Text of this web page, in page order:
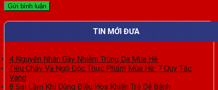
TIN MỚI ĐƯA
4 Nguyên Nhân Gây Nhiễm Trùng Da Mùa Hè
Tiêu Chảy Và Ngộ Độc Thực Phẩm Mùa Hè: 7 Quy Tắc
Vàng
8 Sai Lầm Khi Dùng Điều Hòa Khiến Trẻ Dễ Bệnh